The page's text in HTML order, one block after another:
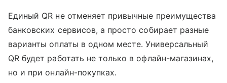
Единый QR не отменяет привычные преимущества
банковских сервисов, а просто собирает разные
варианты оплаты в одном месте. Универсальный
QR будет работать не только в офлайн-магазинах,
но и при онлайн-покупках.